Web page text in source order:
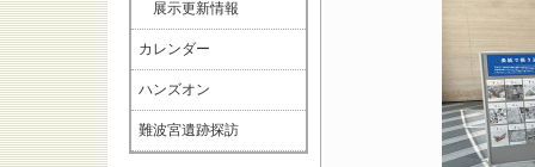
展示更新情報
カレンダー
ハンズオン
難波宮遺跡探訪